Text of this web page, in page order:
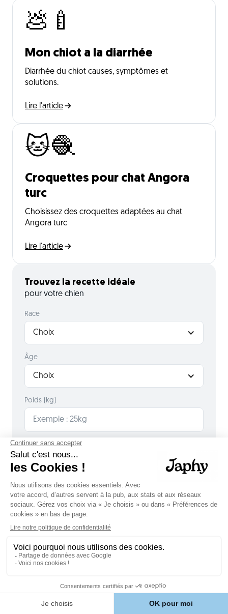
💩🍼
Mon chiot a la diarrhée
Diarrhée du chiot causes, symptômes et
solutions.
Lire l'article
🐱🧶
Croquettes pour chat Angora
turc
Choisissez des croquettes adaptées au chat
Angora turc
Lire l'article
Trouvez la recette idéale
pour votre chien
Race
Choix
Âge
Choix
Poids (kg)
100% personnalisé
Validé par des vétérinaires
Fabriqué en France
⚡ Offre d'essai : -50% sur la première commande ⚡